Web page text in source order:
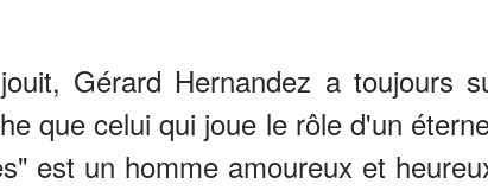
Gérard Hernandez a toujours
que celui qui joue le rôle d'un
est un homme amoureux et